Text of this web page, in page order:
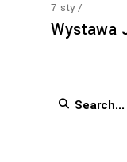
7 sty
Wystawa
Search